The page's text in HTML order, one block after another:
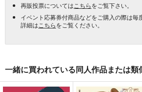
再販投票については こちらをご覧下さい。
イベント応募券付商品などをご購入の際は毎
詳細は こちらをご覧ください。
一緒に買われている同人作品または類